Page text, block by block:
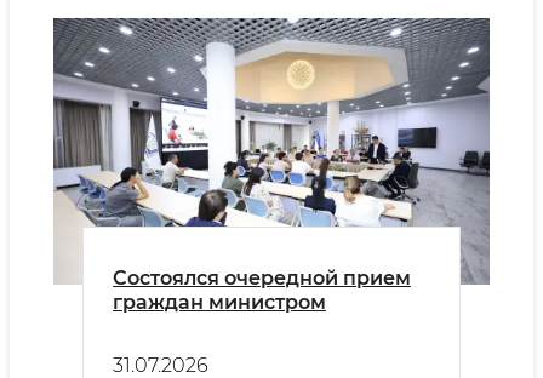
Состоялся очередной прием
граждан министром
31.07.2026